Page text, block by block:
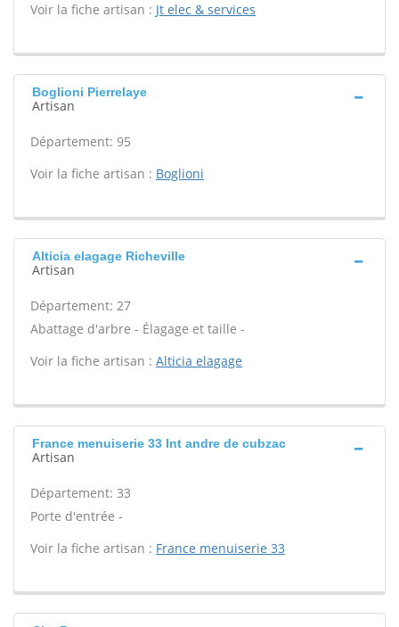
Voir la fiche artisan : Jt elec & services
Boglioni Pierrelaye
Artisan
Département: 95
Voir la fiche artisan : Boglioni
Alticia elagage Richeville
Artisan
Département: 27
Abattage d'arbre - Élagage et taille -
Voir la fiche artisan : Alticia elagage
France menuiserie 33 Int andre de cubzac
Artisan
Département: 33
Porte d'entrée -
Voir la fiche artisan : France menuiserie 33